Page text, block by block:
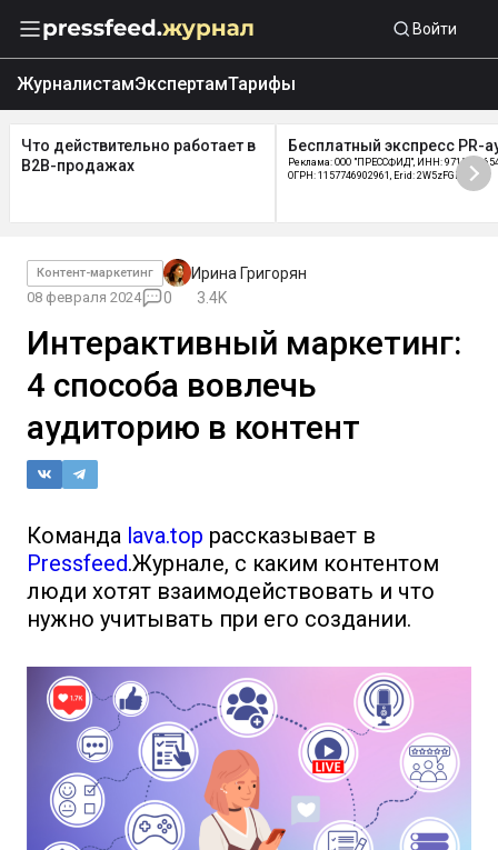
Войти
ЖурналистамЭкспертамТарифы
Что действительно работает в
B2B-продажах
Бесплатный экспресс PR-
Реклама: ООО "ПРЕССФИД", ИНН:
ОГРН: 1157746902961, Erid: 2W5zFGDycPz
Контент-маркетинг Ирина Григорян
08 февраля 2024 0 3.4K
Интерактивный маркетинг:
4 способа вовлечь
аудиторию в контент
Команда lava.top рассказывает в
Pressfeed.Журнале, с каким контентом
люди хотят взаимодействовать и что
нужно учитывать при его создании.